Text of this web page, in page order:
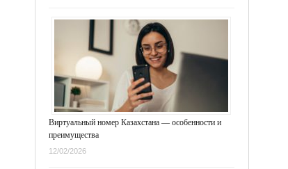
Виртуальный номер Казахстана — особенности и
преимущества
12/02/2026